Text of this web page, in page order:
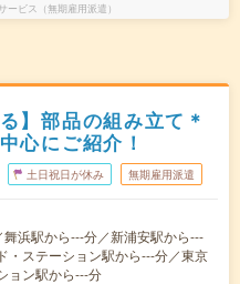
ービス（無期雇用派遣）
】部品の組み立て＊
心にご紹介！
土日祝日が休み 無期雇用派遣
浜駅から---分／新浦安駅から---
・ステーション駅から---分／東京
ョン駅から---分